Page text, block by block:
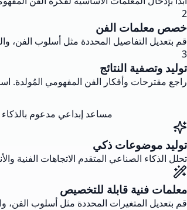
2
خصص معلمات الفن
قم بتعديل التفاصيل المحددة مثل أسلوب الفن،
3
توليد وتصفية النتائج
راجع مقترحات وأفكار الفن المفهومي المُولدة.
مساعد إبداعي مدعوم بالذكاء
توليد موضوعات ذكي
تحلل الذكاء الصناعي المتقدم الاتجاهات الفنية
معلمات فنية قابلة للتخصيص
قم بتعديل المتغيرات المحددة مثل أسلوب الفن،